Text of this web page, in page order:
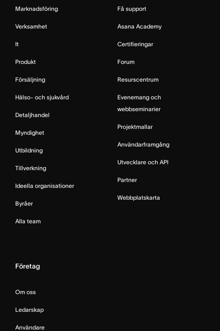
Marknadsföring
Verksamhet
It
Produkt
Försäljning
Hälso- och sjukvård
Detaljhandel
Myndighet
Utbildning
Tillverkning
Ideella organisationer
Byråer
Alla team
Få support
Asana Academy
Certifieringar
Forum
Resurscentrum
Evenemang och
webbseminarier
Projektmallar
Användarframgång
Utvecklare och API
Partner
Webbplatskarta
Företag
Om oss
Ledarskap
Användare